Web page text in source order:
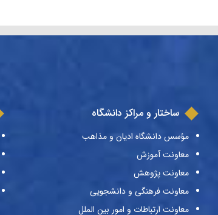
ساختار و مراکز دانشگاه
مؤسس دانشگاه ادیان و مذاهب
معاونت آموزش
معاونت پژوهش
معاونت فرهنگی و دانشجویی
معاونت ارتباطات و امور بین الملل